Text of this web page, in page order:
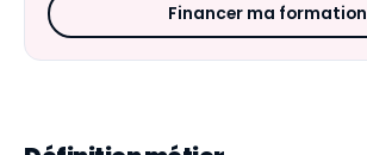
Financer ma formation